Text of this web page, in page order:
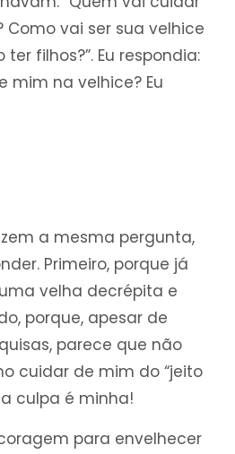
Como vai ser sua velhice
filhos?”. Eu respondia:
mim na velhice? Eu
a mesma pergunta,
Primeiro, porque já
velha decrépita e
porque, apesar de
parece que não
cuidar de mim do “jeito
a culpa é minha!
para envelhecer